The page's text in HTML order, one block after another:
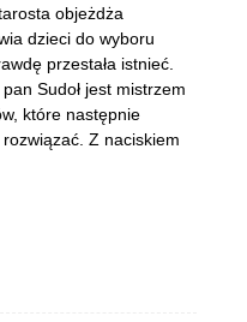
objeżdża
dzieci do wyboru
przestała istnieć.
Sudoł jest mistrzem
które następnie
Z naciskiem